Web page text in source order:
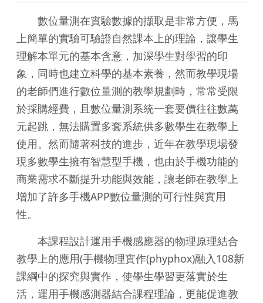
數位量測在實驗數據的擷取是非常方便，馬
上簡單的實驗可驗證自然課本上的理論，讓學生
理解本單元的基本含意，加深學生對學習的印
象，同時也建立科學的基本素養，然而教學現場
的老師們進行數位量測的教學規劃時，常常受限
於採購經費，且數位量測系統一套要價往往數萬
元起跳，無法購置多套系統供多數學生在教學上
使用。然而隨著科技的進步，近年在教學現場發
現多數學生擁有智慧型手機，也由於手機功能的
商業需求不斷提升功能與效能，讓老師在教學上
增加了許多手機APP數位量測的可行性與實用
性。
本課程設計運用手機感應器的物理原理結合
教學上的應用(手機物理實作(phyphox)融入108新
課綱中的探究與實作，使學生學習更落實於生
活，運用手機感測器結合課程理論，更能促進教